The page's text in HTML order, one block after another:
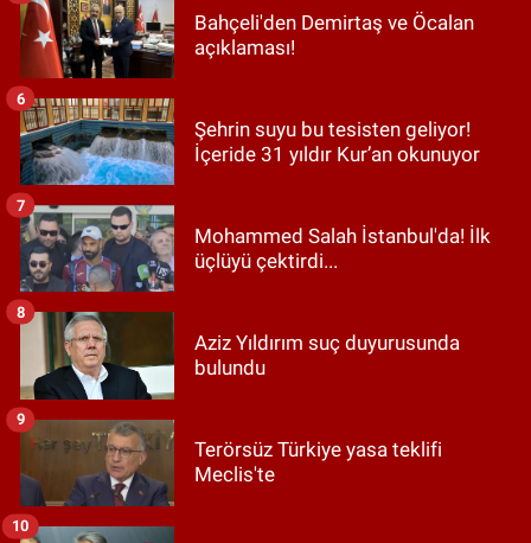
Bahçeli'den Demirtaş ve Öcalan
açıklaması!
Şehrin suyu bu tesisten geliyor!
İçeride 31 yıldır Kur’an okunuyor
6
Mohammed Salah İstanbul'da! İlk
üçlüyü çektirdi...
7
Aziz Yıldırım suç duyurusunda
bulundu
8
Terörsüz Türkiye yasa teklifi
Meclis'te
9
10